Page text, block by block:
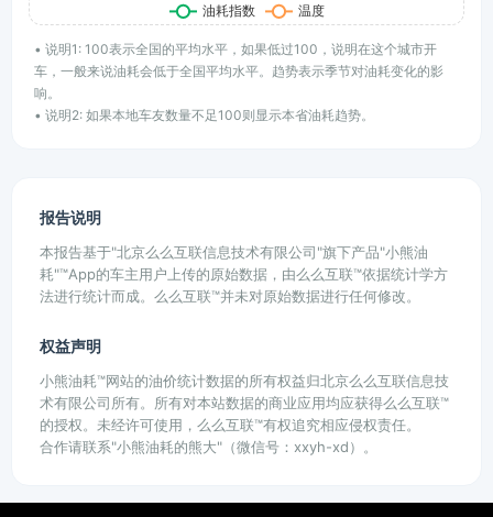
• 说明1: 100表示全国的平均水平，如果低过100，说明在这个城市开
车，一般来说油耗会低于全国平均水平。趋势表示季节对油耗变化的影
响。
• 说明2: 如果本地车友数量不足100则显示本省油耗趋势。
报告说明
本报告基于"北京么么互联信息技术有限公司"旗下产品"小熊油
耗"™App的车主用户上传的原始数据，由么么互联™依据统计学方
法进行统计而成。么么互联™并未对原始数据进行任何修改。
权益声明
小熊油耗™网站的油价统计数据的所有权益归北京么么互联信息技
术有限公司所有。所有对本站数据的商业应用均应获得么么互联™
的授权。未经许可使用，么么互联™有权追究相应侵权责任。
合作请联系"小熊油耗的熊大"（微信号：xxyh-xd）。